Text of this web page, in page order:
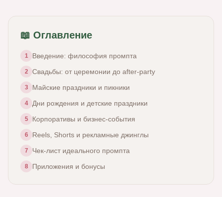
📖 Оглавление
1 Введение: философия промпта
2 Свадьбы: от церемонии до after-party
3 Майские праздники и пикники
4 Дни рождения и детские праздники
5 Корпоративы и бизнес-события
6 Reels, Shorts и рекламные джинглы
7 Чек-лист идеального промпта
8 Приложения и бонусы